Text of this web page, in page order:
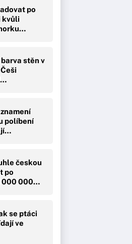
po
kvůli
stěn v
políbení
českou
po
000 000…
se ptáci
ve